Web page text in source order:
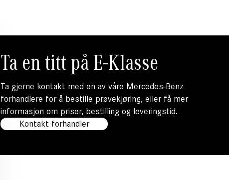
Ta en titt på E-Klasse
Ta gjerne kontakt med en av våre Mercedes-Benz
forhandlere for å bestille prøvekjøring, eller få mer
informasjon om priser, bestilling og leveringstid.
Kontakt forhandler